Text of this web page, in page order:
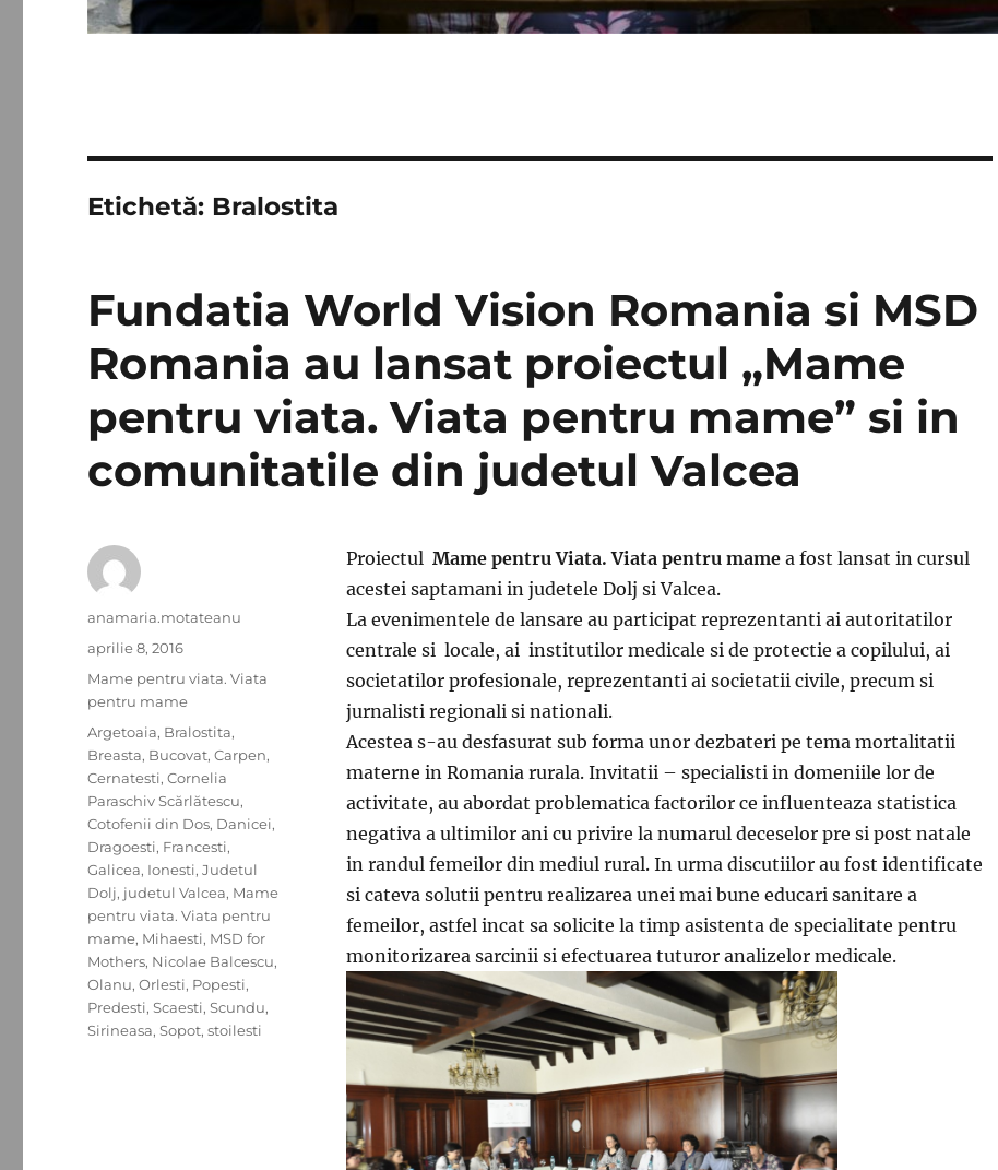
Etichetă: Bralostita
Fundatia World Vision Romania si MSD
Romania au lansat proiectul „Mame
pentru viata. Viata pentru mame” si in
comunitatile din judetul Valcea
Proiectul Mame pentru Viata. Viata pentru mame a fost lansat in cursul
acestei saptamani in judetele Dolj si Valcea.
La evenimentele de lansare au participat reprezentanti ai autoritatilor
centrale si locale, ai institutilor medicale si de protectie a copilului, ai
societatilor profesionale, reprezentanti ai societatii civile, precum si
jurnalisti regionali si nationali.
Acestea s-au desfasurat sub forma unor dezbateri pe tema mortalitatii
materne in Romania rurala. Invitatii – specialisti in domeniile lor de
activitate, au abordat problematica factorilor ce influenteaza statistica
negativa a ultimilor ani cu privire la numarul deceselor pre si post natale
in randul femeilor din mediul rural. In urma discutiilor au fost identificate
si cateva solutii pentru realizarea unei mai bune educari sanitare a
femeilor, astfel incat sa solicite la timp asistenta de specialitate pentru
monitorizarea sarcinii si efectuarea tuturor analizelor medicale.
Autor
anamaria.motateanu
Publicat
aprilie 8, 2016
Categorii
Mame pentru viata. Viata
pentru mame
Etichete
Argetoaia, Bralostita,
Breasta, Bucovat,Carpen,
Cernatesti,Cornelia
Paraschiv Scărlătescu,
Cotofenii din Dos, Danicei,
Dragoesti, Francesti,
Galicea, Ionesti,Judetul
Dolj, judetul Valcea, Mame
pentru viata. Viata pentru
mame, Mihaesti, MSD for
Mothers, Nicolae Balcescu,
Olanu,Orlesti, Popesti,
Predesti,Scaesti,Scundu,
Sirineasa,Sopot,stoilesti